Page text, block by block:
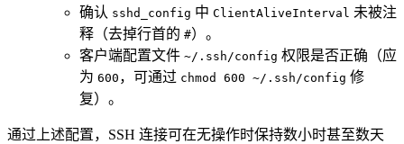
确认 sshd_config 中 ClientAliveInterval 未被注
释（去掉行首的 #）。
客户端配置文件 ~/.ssh/config 权限是否正确（应
为 600 ，可通过 chmod 600 ~/.ssh/config 修
复）。
通过上述配置，SSH 连接可在无操作时保持数小时甚至数天